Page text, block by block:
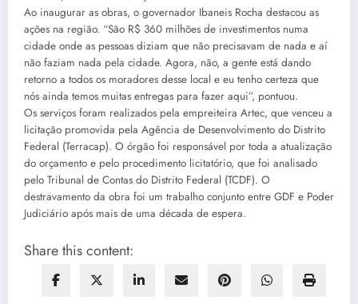
Ao inaugurar as obras, o governador Ibaneis Rocha destacou as
ações na região. “São R$ 360 milhões de investimentos numa
cidade onde as pessoas diziam que não precisavam de nada e aí
não faziam nada pela cidade. Agora, não, a gente está dando
retorno a todos os moradores desse local e eu tenho certeza que
nós ainda temos muitas entregas para fazer aqui”, pontuou.
Os serviços foram realizados pela empreiteira Artec, que venceu a
licitação promovida pela Agência de Desenvolvimento do Distrito
Federal (Terracap). O órgão foi responsável por toda a atualização
do orçamento e pelo procedimento licitatório, que foi analisado
pelo Tribunal de Contas do Distrito Federal (TCDF). O
destravamento da obra foi um trabalho conjunto entre GDF e Poder
Judiciário após mais de uma década de espera.
Share this content: